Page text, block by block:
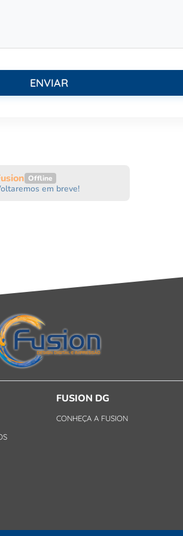
Offline
em breve!
FUSION DG
CONHEÇA A FUSION